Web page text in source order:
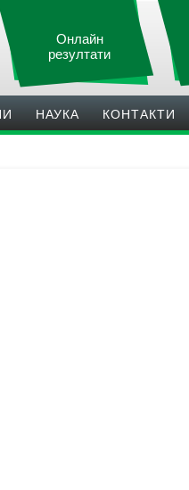
Онлайн
резултати
НАУКА КОНТАКТИ